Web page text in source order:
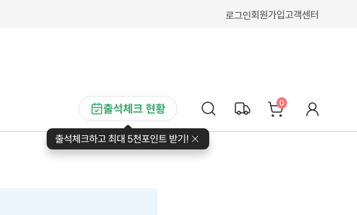
로그인회원가입고객센터
출석체크 현황
출석체크하고 최대 5천포인트 받기!
0